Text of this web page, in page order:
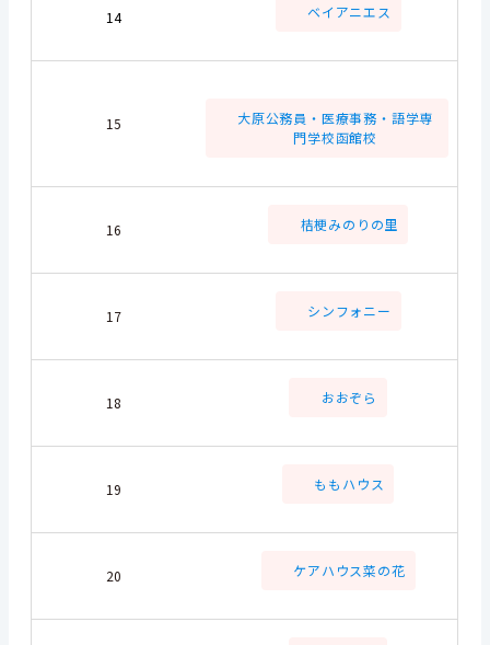
14 ベイアニエス
15
大原公務員・医療事務・語学専
門学校函館校
16 桔梗みのりの里
17 シンフォニー
18 おおぞら
19 ももハウス
20 ケアハウス菜の花